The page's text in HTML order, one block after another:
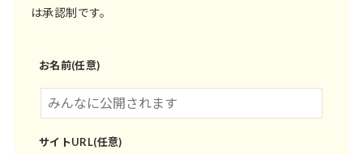
は承認制です。
お名前(任意)
サイトURL(任意)